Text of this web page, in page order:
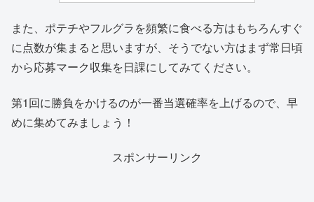
また、ポテチやフルグラを頻繁に食べる方はもちろんすぐ
に点数が集まると思いますが、そうでない方はまず常日頃
から応募マーク収集を日課にしてみてください。
第1回に勝負をかけるのが一番当選確率を上げるので、早
めに集めてみましょう！
スポンサーリンク